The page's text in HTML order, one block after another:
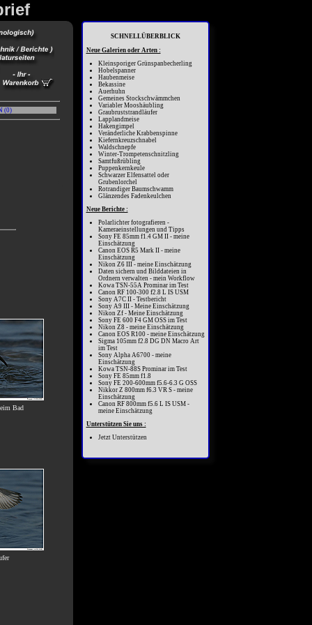
(0)
Bad
SCHNELLÜBERBLICK
Neue Galerien oder Arten :
Kleinsporiger Grünspanbecherling
Hobelspanner
Haubenmeise
Bekassine
Auerhuhn
Gemeines Stockschwämmchen
Variabler Mooshäubling
Graubruststrandläufer
Lapplandmeise
Hakengimpel
Veränderliche Krabbenspinne
Kiefernkreuzschnabel
Waldschnepfe
Winter-Trompetenschnitzling
Samtfußrübling
Puppenkernkeule
Schwarzer Elfensattel oder
Grubenlorchel
Rotrandiger Baumschwamm
Glänzendes Fadenkeulchen
Neue Berichte :
Polarlichter fotografieren -
Kameraeinstellungen und Tipps
Sony FE 85mm f1.4 GM II - meine
Einschätzung
Canon EOS R5 Mark II - meine
Einschätzung
Nikon Z6 III - meine Einschätzung
Daten sichern und Bilddateien in
Ordnern verwalten - mein Workflow
Kowa TSN-55A Prominar im Test
Canon RF 100-300 f2.8 L IS USM
Sony A7C II - Testbericht
Sony A9 III - Meine Einschätzung
Nikon Zf - Meine Einschätzung
Sony FE 600 F4 GM OSS im Test
Nikon Z8 - meine Einschätzung
Canon EOS R100 - meine Einschätzung
Sigma 105mm f2.8 DG DN Macro Art
im Test
Sony Alpha A6700 - meine
Einschätzung
Kowa TSN-88S Prominar im Test
Sony FE 85mm f1.8
Sony FE 200-600mm f5.6-6.3 G OSS
Nikkor Z 800mm f6.3 VR S - meine
Einschätzung
Canon RF 800mm f5.6 L IS USM -
meine Einschätzung
Unterstützen Sie uns :
Jetzt Unterstützen